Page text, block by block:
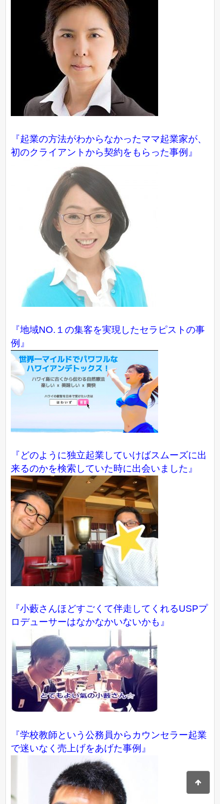
『起業の方法がわからなかったママ起業家が、
初のクライアントから契約をもらった事例』
『地域NO.１の集客を実現したセラピストの事
例』
『どのように独立起業していけばスムーズに出
来るのかを検索していた時に出会いました』
『小藪さんほどすごくて伴走してくれるUSPプ
ロデューサーはなかなかいないかも』
『学校教師という公務員からカウンセラー起業
で迷いなく売上げをあげた事例』